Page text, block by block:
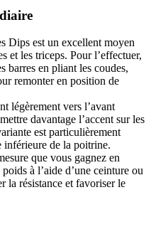
Dips est un excellent moyen
et les triceps. Pour l’effectuer,
barres en pliant les coudes,
remonter en position de
légèrement vers l’avant
davantage l’accent sur les
est particulièrement
inférieure de la poitrine.
que vous gagnez en
à l’aide d’une ceinture ou
la résistance et favoriser le